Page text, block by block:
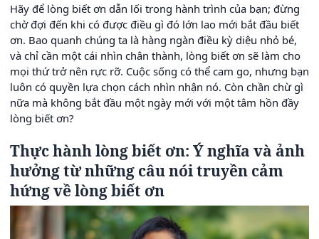
Hãy để lòng biết ơn dẫn lối trong hành trình của bạn; đừng
chờ đợi đến khi có được điều gì đó lớn lao mới bắt đầu biết
ơn. Bao quanh chúng ta là hàng ngàn điều kỳ diệu nhỏ bé,
và chỉ cần một cái nhìn chân thành, lòng biết ơn sẽ làm cho
mọi thứ trở nên rực rỡ. Cuộc sống có thể cam go, nhưng bạn
luôn có quyền lựa chọn cách nhìn nhận nó. Còn chần chừ gì
nữa mà không bắt đầu một ngày mới với một tâm hồn đầy
lòng biết ơn?
Thực hành lòng biết ơn: Ý nghĩa và ảnh
hưởng từ những câu nói truyền cảm
hứng về lòng biết ơn